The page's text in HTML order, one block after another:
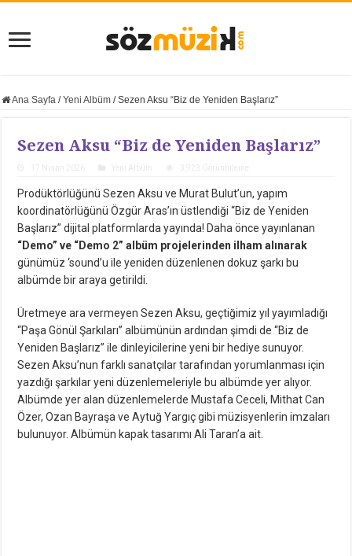
Ana Sayfa / Yeni Albüm / Sezen Aksu “Biz de Yeniden Başlarız”
Sezen Aksu “Biz de Yeniden Başlarız”
Prodüktörlüğünü Sezen Aksu ve Murat Bulut’un, yapım
koordinatörlüğünü Özgür Aras’ın üstlendiği “Biz de Yeniden
Başlarız” dijital platformlarda yayında! Daha önce yayınlanan
“Demo” ve “Demo 2” albüm projelerinden ilham alınarak
günümüz ‘sound’u ile yeniden düzenlenen dokuz şarkı bu
albümde bir araya getirildi.
Üretmeye ara vermeyen Sezen Aksu, geçtiğimiz yıl yayımladığı
“Paşa Gönül Şarkıları” albümünün ardından şimdi de “Biz de
Yeniden Başlarız” ile dinleyicilerine yeni bir hediye sunuyor.
Sezen Aksu’nun farklı sanatçılar tarafından yorumlanması için
yazdığı şarkılar yeni düzenlemeleriyle bu albümde yer alıyor.
Albümde yer alan düzenlemelerde Mustafa Ceceli, Mithat Can
Özer, Ozan Bayraşa ve Aytuğ Yargıç gibi müzisyenlerin imzaları
bulunuyor. Albümün kapak tasarımı Ali Taran’a ait.